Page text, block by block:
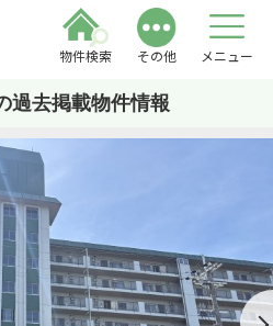
物件検索 その他 メニュー
過去掲載物件情報